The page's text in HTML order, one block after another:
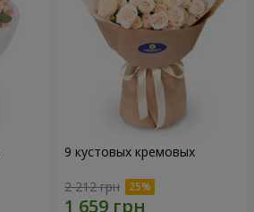
9 кустовых кремовых
2 212 грн